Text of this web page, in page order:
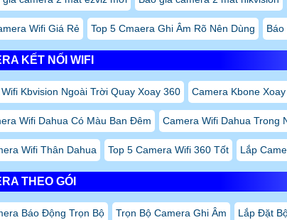
Wifi Giá Rẻ Top 5 Cmaera Ghi Âm Rõ Nên Dùng
KẾT NỐI WIFI
Kbvision Ngoài Trời Quay Xoay 360 Camera Kbone
Wifi Dahua Có Màu Ban Đêm Camera Wifi Dahua Trong
Wifi Thân Dahua Top 5 Camera Wifi 360 Tốt Lắp
THEO GÓI
Báo Động Trọn Bộ Trọn Bộ Camera Ghi Âm Lắp Đặt